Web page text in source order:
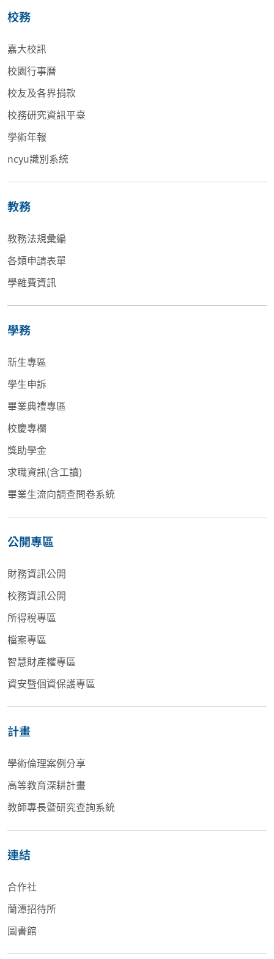
校務
嘉大校訊
校園行事曆
校友及各界捐款
校務研究資訊平臺
學術年報
ncyu識別系統
教務
教務法規彙編
各類申請表單
學雜費資訊
學務
新生專區
學生申訴
畢業典禮專區
校慶專欄
獎助學金
求職資訊(含工讀)
畢業生流向調查問卷系統
公開專區
財務資訊公開
校務資訊公開
所得稅專區
檔案專區
智慧財產權專區
資安暨個資保護專區
計畫
學術倫理案例分享
高等教育深耕計畫
教師專長暨研究查詢系統
連結
合作社
蘭潭招待所
圖書館